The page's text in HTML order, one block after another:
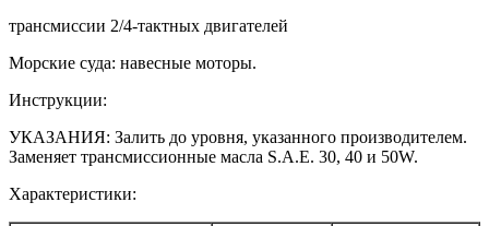
трансмиссии 2/4-тактных двигателей
Морские суда: навесные моторы.
Инструкции:
УКАЗАНИЯ: Залить до уровня, указанного производителем.
Заменяет трансмиссионные масла S.A.E. 30, 40 и 50W.
Характеристики: